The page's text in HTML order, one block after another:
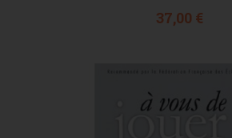
Prix
37,00 €